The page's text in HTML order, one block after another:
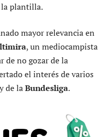
la plantilla.
mayor relevancia en
, un mediocampista
de no gozar de la
el interés de varios
y de laBundesliga.